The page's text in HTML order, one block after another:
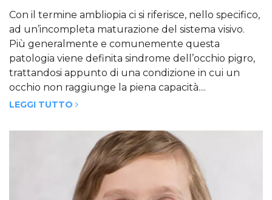
Con il termine ambliopia ci si riferisce, nello specifico,
ad un’incompleta maturazione del sistema visivo.
Più generalmente e comunemente questa
patologia viene definita sindrome dell’occhio pigro,
trattandosi appunto di una condizione in cui un
occhio non raggiunge la piena capacità....
LEGGI TUTTO